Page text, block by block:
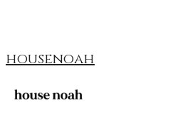
housenoah